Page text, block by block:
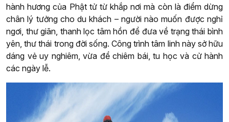
hành hương của Phật tử từ khắp nơi mà còn là điểm dừng
chân lý tưởng cho du khách – người nào muốn được nghỉ
ngơi, thư giãn, thanh lọc tâm hồn để đưa về trạng thái bình
yên, thư thái trong đời sống. Công trình tâm linh này sở hữu
dáng vẻ uy nghiêm, vừa để chiêm bái, tu học và cử hành
các ngày lễ.